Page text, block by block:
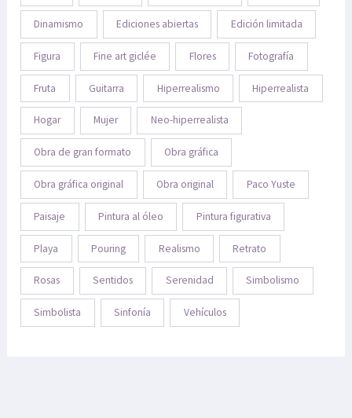
Dinamismo Ediciones abiertas Edición limitada
Figura Fine art giclée Flores Fotografía
Fruta Guitarra Hiperrealismo Hiperrealista
Hogar Mujer Neo-hiperrealista
Obra de gran formato Obra gráfica
Obra gráfica original Obra original Paco Yuste
Paisaje Pintura al óleo Pintura figurativa
Playa Pouring Realismo Retrato
Rosas Sentidos Serenidad Simbolismo
Simbolista Sinfonía Vehículos